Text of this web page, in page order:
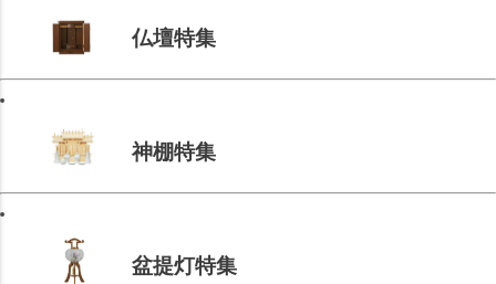
仏壇特集
神棚特集
盆提灯特集